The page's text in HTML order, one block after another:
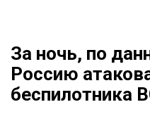
За ночь, по
Россию
беспилотника